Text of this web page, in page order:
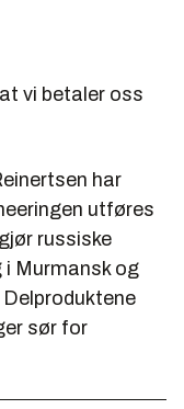
vi betaler oss
har
utføres
russiske
i Murmansk og
sør for